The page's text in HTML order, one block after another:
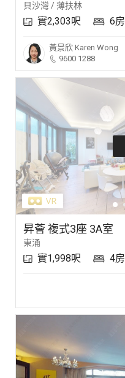
貝沙灣 / 薄扶林
實2,303呎 6房
黃景欣 Karen Wong
9600 1288
昇薈 複式3座 3A室
東涌
實1,998呎 4房